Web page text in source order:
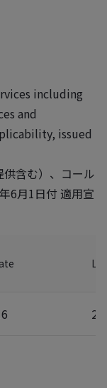
including
and
issued
含む）、コール
6月1日付 適用宣